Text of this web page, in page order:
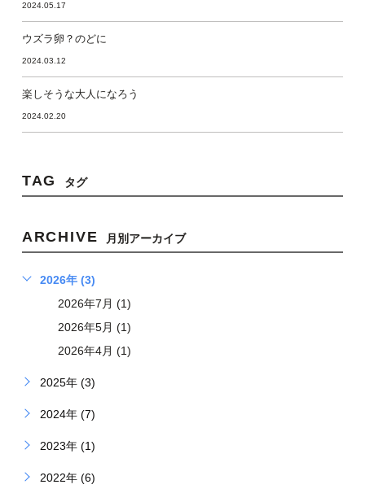
2024.05.17
ウズラ卵？のどに
2024.03.12
楽しそうな大人になろう
2024.02.20
TAG タグ
ARCHIVE 月別アーカイブ
2026年 (3)
2026年7月 (1)
2026年5月 (1)
2026年4月 (1)
2025年 (3)
2024年 (7)
2023年 (1)
2022年 (6)